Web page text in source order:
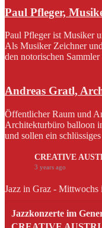
Paul Pfleger,
Paul Pfleger ist Musiker
Als Musiker Zeichner
den notorischen
Andreas Gratl,
Öffentlicher Raum und
Architekturbüro balloon
und sollen ein
CREATIVE
3 years ago
Jazz in Graz - Mittwochs
Jazzkonzerte im